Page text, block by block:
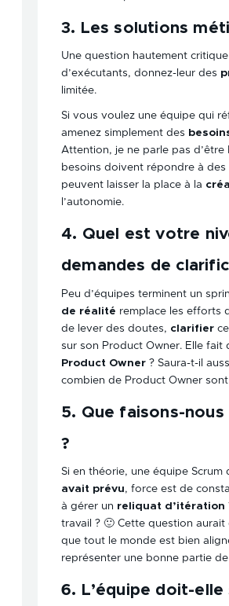
3. Les solutions
Une question hautement
d’exécutants, donnez-leur des
limitée.
Si vous voulez une équipe qui
amenez simplement des
Attention, je ne parle pas
besoins doivent répondre à des
peuvent laisser la place à la
l’autonomie.
4. Quel est votre
demandes de
Peu d’équipes terminent un
de réalité remplace les efforts
de lever des doutes, clarifier
sur son Product Owner. Elle
Product Owner ? Saura-t-il
combien de Product Owner
5. Que faisons-
?
Si en théorie, une équipe
avait prévu, force est de
à gérer un reliquat d’itération
travail ? 🙂 Cette question
que tout le monde est bien
représenter une bonne partie
6. L’équipe doit-